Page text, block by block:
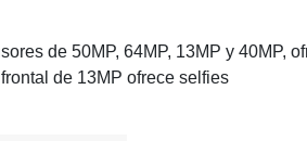
de 50MP, 64MP, 13MP y 40MP,
de 13MP ofrece selfies